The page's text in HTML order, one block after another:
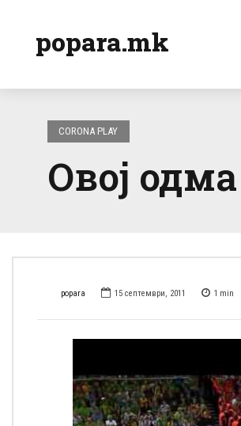
popara.mk
CORONA PLAY
Овој
popara 15 септември, 2011 1 min